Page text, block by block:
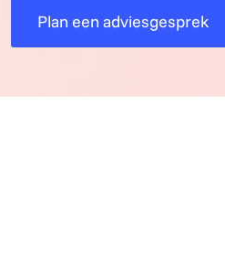
Plan een adviesgesprek